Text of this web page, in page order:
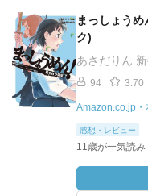
まっしょう
ク)
あさだりん
94 3.70
Amazon.co.jp・
感想・レビュー
11歳が一気読み